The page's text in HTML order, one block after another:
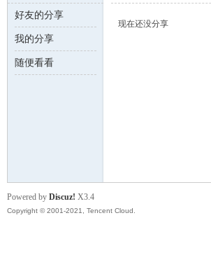
数 ›
好友的分享
我的分享
随便看看
现在还没分享
Powered by Discuz! X3.4
Copyright © 2001-2021, Tencent Cloud.